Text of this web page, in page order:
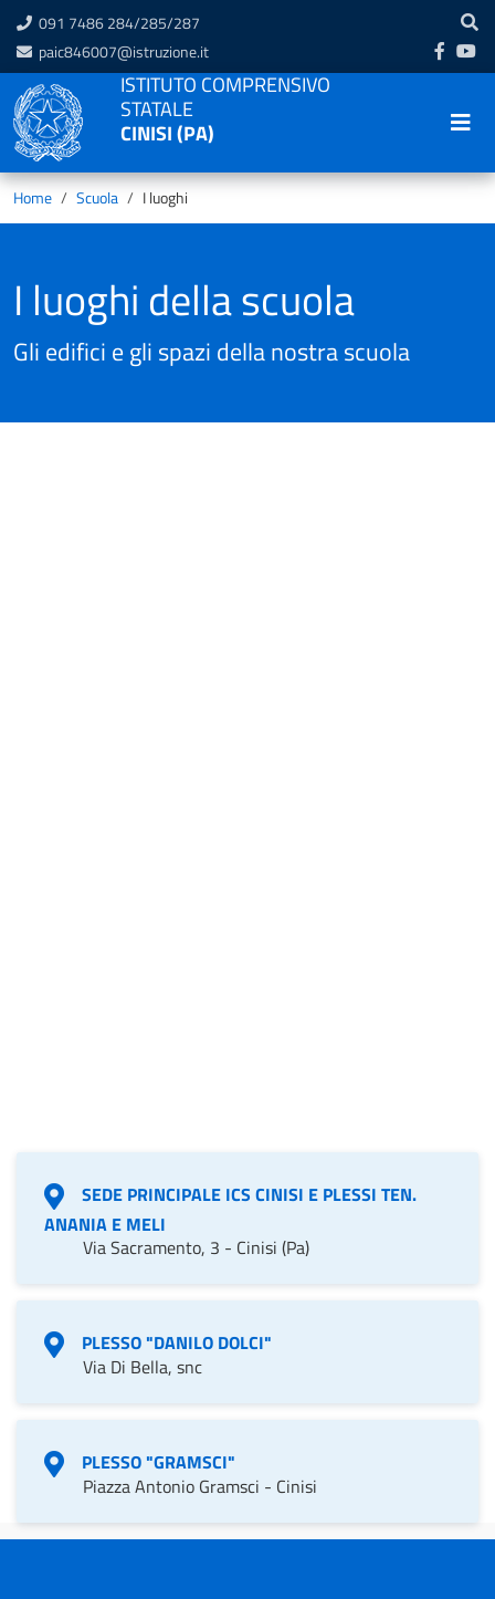
091 7486 284/285/287
paic846007@istruzione.it
ISTITUTO COMPRENSIVO
STATALE
CINISI (PA)
Home Scuola I luoghi
I luoghi della scuola
Gli edifici e gli spazi della nostra scuola
SEDE PRINCIPALE ICS CINISI E PLESSI TEN.
ANANIA E MELI
Via Sacramento, 3 - Cinisi (Pa)
PLESSO "DANILO DOLCI"
Via Di Bella, snc
PLESSO "GRAMSCI"
Piazza Antonio Gramsci - Cinisi